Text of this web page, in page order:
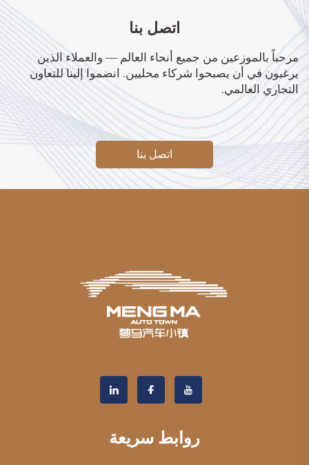
اتصل بنا
مرحباً بالموزعين من جميع أنحاء العالم — والعملاء الذين
يرغبون في أن يصبحوا شركاء محليين. انضموا إلينا للتعاون
التجاري العالمي.
اتصل بنا
روابط سريعة